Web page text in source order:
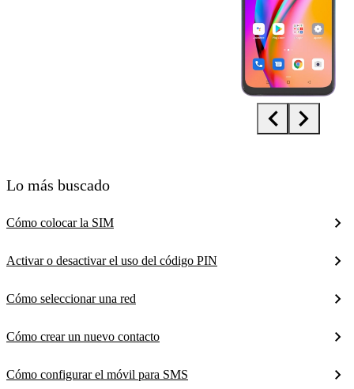
Lo más buscado
Cómo colocar la SIM
Activar o desactivar el uso del código PIN
Cómo seleccionar una red
Cómo crear un nuevo contacto
Cómo configurar el móvil para SMS